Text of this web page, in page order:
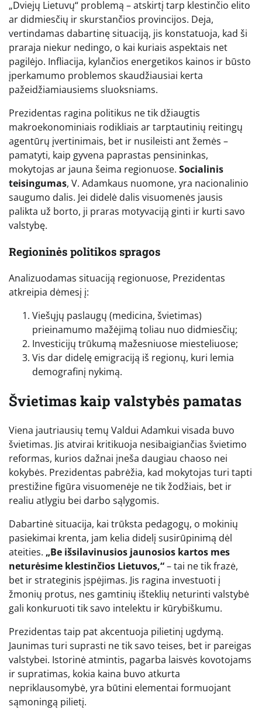
„Dviejų Lietuvų“ problemą – atskirtį tarp klestinčio elito
ar didmiesčių ir skurstančios provincijos. Deja,
vertindamas dabartinę situaciją, jis konstatuoja, kad ši
praraja niekur nedingo, o kai kuriais aspektais net
pagilėjo. Infliacija, kylančios energetikos kainos ir būsto
įperkamumo problemos skaudžiausiai kerta
pažeidžiamiausiems sluoksniams.
Prezidentas ragina politikus ne tik džiaugtis
makroekonominiais rodikliais ar tarptautinių reitingų
agentūrų įvertinimais, bet ir nusileisti ant žemės –
pamatyti, kaip gyvena paprastas pensininkas,
mokytojas ar jauna šeima regionuose. Socialinis
teisingumas, V. Adamkaus nuomone, yra nacionalinio
saugumo dalis. Jei didelė dalis visuomenės jausis
palikta už borto, ji praras motyvaciją ginti ir kurti savo
valstybę.
Regioninės politikos spragos
Analizuodamas situaciją regionuose, Prezidentas
atkreipia dėmesį į:
Viešųjų paslaugų (medicina, švietimas)
prieinamumo mažėjimą toliau nuo didmiesčių;
Investicijų trūkumą mažesniuose miesteliuose;
Vis dar didelę emigraciją iš regionų, kuri lemia
demografinį nykimą.
Švietimas kaip valstybės pamatas
Viena jautriausių temų Valdui Adamkui visada buvo
švietimas. Jis atvirai kritikuoja nesibaigiančias švietimo
reformas, kurios dažnai įneša daugiau chaoso nei
kokybės. Prezidentas pabrėžia, kad mokytojas turi tapti
prestižine figūra visuomenėje ne tik žodžiais, bet ir
realiu atlygiu bei darbo sąlygomis.
Dabartinė situacija, kai trūksta pedagogų, o mokinių
pasiekimai krenta, jam kelia didelį susirūpinimą dėl
ateities. „Be išsilavinusios jaunosios kartos mes
neturėsime klestinčios Lietuvos,“– tai ne tik frazė,
bet ir strateginis įspėjimas. Jis ragina investuoti į
žmonių protus, nes gamtinių išteklių neturinti valstybė
gali konkuruoti tik savo intelektu ir kūrybiškumu.
Prezidentas taip pat akcentuoja pilietinį ugdymą.
Jaunimas turi suprasti ne tik savo teises, bet ir pareigas
valstybei. Istorinė atmintis, pagarba laisvės kovotojams
ir supratimas, kokia kaina buvo atkurta
nepriklausomybė, yra būtini elementai formuojant
sąmoningą pilietį.